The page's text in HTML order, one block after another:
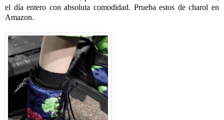
el día entero con absoluta comodidad. Prueba estos de charol en
Amazon.